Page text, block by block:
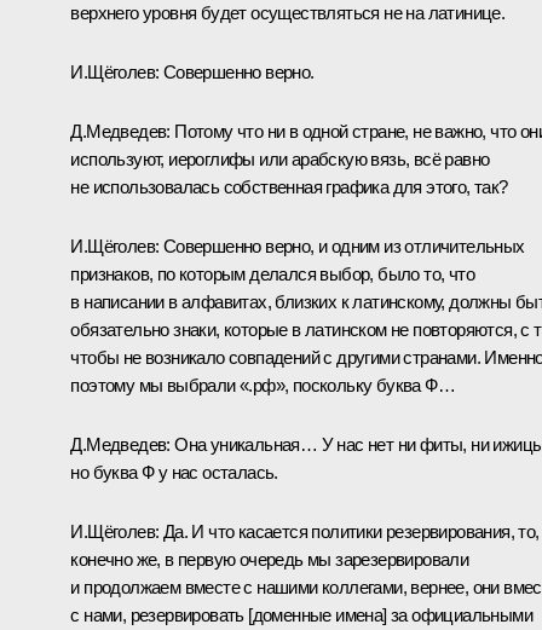
верхнего уровня будет осуществляться не на латинице.
И.Щёголев: Совершенно верно.
Д.Медведев: Потому что ни в одной стране, не важно, что
используют, иероглифы или арабскую вязь, всё равно
не использовалась собственная графика для этого, так?
И.Щёголев: Совершенно верно, и одним из отличительных
признаков, по которым делался выбор, было то, что
в написании в алфавитах, близких к латинскому, должны
обязательно знаки, которые в латинском не повторяются, с
чтобы не возникало совпадений с другими странами.
поэтому мы выбрали «.рф», поскольку буква Ф…
Д.Медведев:Она уникальная… У нас нет ни фиты, ни
но буква Ф у нас осталась.
И.Щёголев: Да. И что касается политики резервирования, то,
конечно же, в первую очередь мы зарезервировали
и продолжаем вместе с нашими коллегами, вернее, они
с нами, резервировать [доменные имена] за официальными